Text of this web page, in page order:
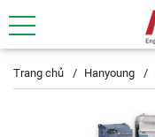
Trang chủ Hanyoung